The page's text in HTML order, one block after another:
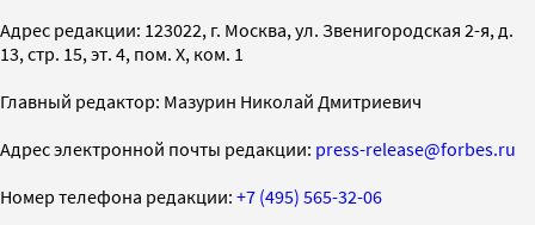
Адрес редакции: 123022, г. Москва, ул. Звенигородская 2-я, д.
13, стр. 15, эт. 4, пом. X, ком. 1
Главный редактор: Мазурин Николай Дмитриевич
Адрес электронной почты редакции: press-release@forbes.ru
Номер телефона редакции: +7 (495) 565-32-06